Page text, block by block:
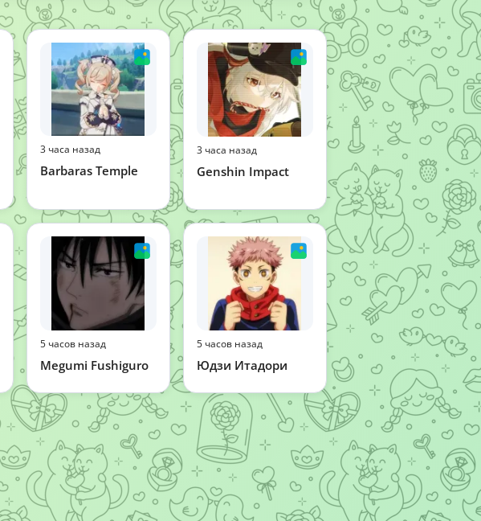
3 часа назад
Barbaras Temple
3 часа назад
Genshin Impact
5 часов назад
Megumi Fushiguro
5 часов назад
Юдзи Итадори